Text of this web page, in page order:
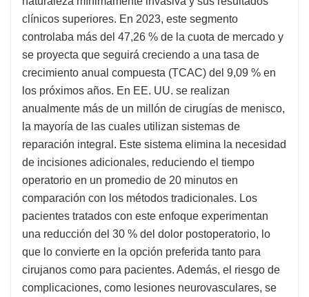
clínicos superiores. En 2023, este segmento
controlaba más del 47,26 % de la cuota de mercado y
se proyecta que seguirá creciendo a una tasa de
crecimiento anual compuesta (TCAC) del 9,09 % en
los próximos años. En EE. UU. se realizan
anualmente más de un millón de cirugías de menisco,
la mayoría de las cuales utilizan sistemas de
reparación integral. Este sistema elimina la necesidad
de incisiones adicionales, reduciendo el tiempo
operatorio en un promedio de 20 minutos en
comparación con los métodos tradicionales. Los
pacientes tratados con este enfoque experimentan
una reducción del 30 % del dolor postoperatorio, lo
que lo convierte en la opción preferida tanto para
cirujanos como para pacientes. Además, el riesgo de
complicaciones, como lesiones neurovasculares, se